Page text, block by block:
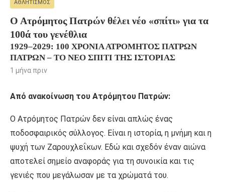
ΑΘΛΗΤΙΣΜΌΣ
Ο Ατρόμητος Πατρών θέλει νέο «σπίτι» για τα
100ά του γενέθλια
1929–2029: 100 ΧΡΌΝΙΑ ΑΤΡΌΜΗΤΟΣ ΠΑΤΡΏΝ
ΠΑΤΡΏΝ – ΤΟ ΝΈΟ ΣΠΊΤΙ ΤΗΣ ΙΣΤΟΡΊΑΣ
1 μήνα πριν
Από ανακοίνωση του Ατρόμητου Πατρών:
Ο Ατρόμητος Πατρών δεν είναι απλώς ένας
ποδοσφαιρικός σύλλογος. Είναι η ιστορία, η μνήμη και η
ψυχή των Ζαρουχλεΐκων. Εδώ και σχεδόν έναν αιώνα
αποτελεί σημείο αναφοράς για τη συνοικία και τις
γενιές που μεγάλωσαν με τα χρώματά του.